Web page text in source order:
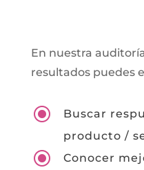
En nuestra
resultados puedes
\
Buscar
producto /
\
Conocer